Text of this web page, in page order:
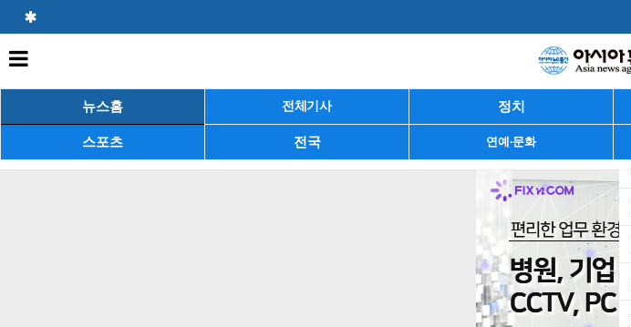
뉴스홈 전체기사 정치
스포츠 전국 연예·문화